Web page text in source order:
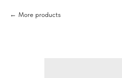
More products